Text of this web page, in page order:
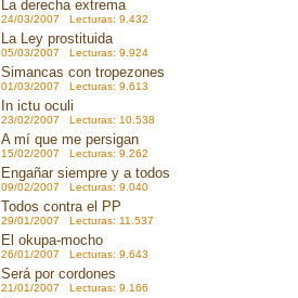
La derecha extrema
24/03/2007 Lecturas: 9.432
La Ley prostituida
05/03/2007 Lecturas: 9.924
Simancas con tropezones
01/03/2007 Lecturas: 9.613
In ictu oculi
23/02/2007 Lecturas: 10.538
A mí que me persigan
15/02/2007 Lecturas: 9.262
Engañar siempre y a todos
09/02/2007 Lecturas: 9.040
Todos contra el PP
29/01/2007 Lecturas: 11.537
El okupa-mocho
26/01/2007 Lecturas: 9.643
Será por cordones
21/01/2007 Lecturas: 9.166